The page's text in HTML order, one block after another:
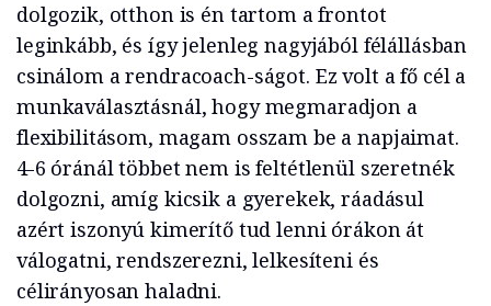
dolgozik, otthon is én tartom a frontot
leginkább, és így jelenleg nagyjából félállásban
csinálom a rendracoach-ságot. Ez volt a fő cél a
munkaválasztásnál, hogy megmaradjon a
flexibilitásom, magam osszam be a napjaimat.
4-6 óránál többet nem is feltétlenül szeretnék
dolgozni, amíg kicsik a gyerekek, ráadásul
azért iszonyú kimerítő tud lenni órákon át
válogatni, rendszerezni, lelkesíteni és
célirányosan haladni.